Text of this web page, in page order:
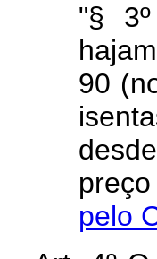
"§
90
pelo